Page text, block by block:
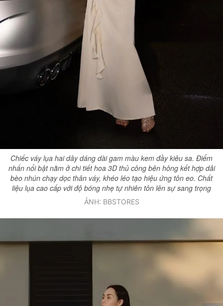
Chiếc váy lụa hai dây dáng dài gam màu kem đầy kiêu sa. Điểm
nhấn nổi bật nằm ở chi tiết hoa 3D thủ công bên hông kết hợp dải
bèo nhún chạy dọc thân váy, khéo léo tạo hiệu ứng tôn eo. Chất
liệu lụa cao cấp với độ bóng nhẹ tự nhiên tôn lên sự sang trọng
ẢNH: BBSTORES